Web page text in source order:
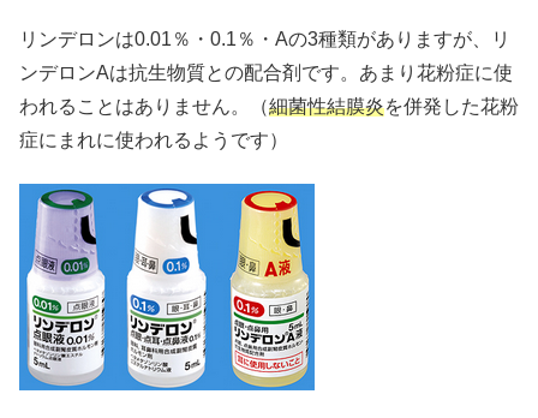
リンデロンは0.01％・0.1％・Aの3種類がありますが、リ
ンデロンAは抗生物質との配合剤です。あまり花粉症に使
われることはありません。（細菌性結膜炎を併発した花粉
症にまれに使われるようです）